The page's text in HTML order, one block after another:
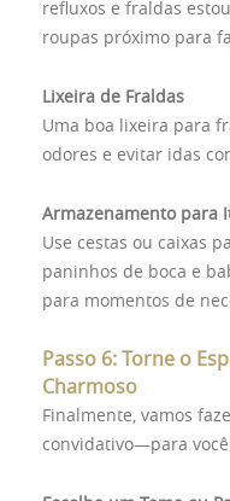
refluxos e fraldas
roupas próximo para
Lixeira de Fraldas
Uma boa lixeira para
odores e evitar idas
Armazenamento para
Use cestas ou caixas
paninhos de boca e
para momentos de
Passo 6: Torne o
Charmoso
Finalmente, vamos
convidativo—para